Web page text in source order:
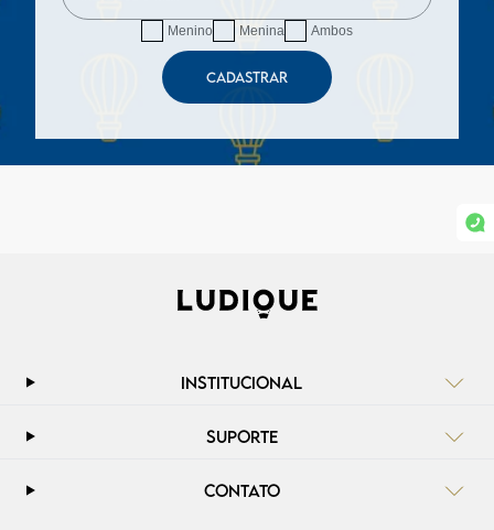
Menino Menina Ambos
CADASTRAR
INSTITUCIONAL
SUPORTE
CONTATO